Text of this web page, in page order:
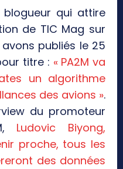
blogueur qui attire
de TIC Mag sur
publiés le 25
titre : « PA2M va
un algorithme
des avions ».
du promoteur
Ludovic Biyong,
proche, tous les
des données